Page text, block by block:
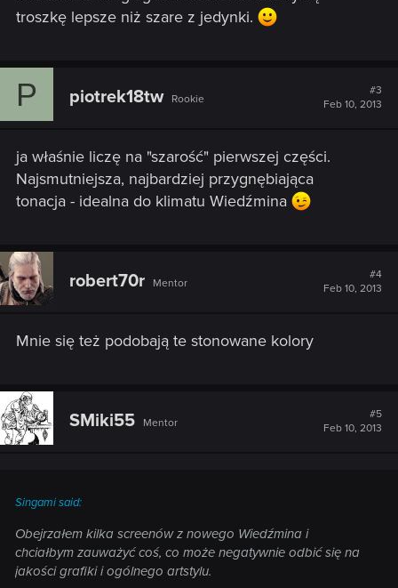
troszkę lepsze niż szare z jedynki.
P piotrek18tw Rookie
#3
Feb 10, 2013
ja właśnie liczę na "szarość" pierwszej części.
Najsmutniejsza, najbardziej przygnębiająca
tonacja - idealna do klimatu Wiedźmina
robert70r Mentor
#4
Feb 10, 2013
Mnie się też podobają te stonowane kolory
SMiki55 Mentor
#5
Feb 10, 2013
Singami said:
Obejrzałem kilka screenów z nowego Wiedźmina i
chciałbym zauważyć coś, co może negatywnie odbić się na
jakości grafiki i ogólnego artstylu.